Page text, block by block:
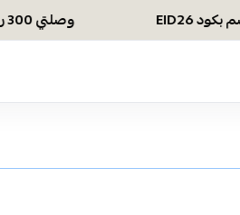
وصلتي 300 ريال؟ اختاري هديتك :🏍 شحن مجاني بكود N28 أو 💸خصم بكود EID26